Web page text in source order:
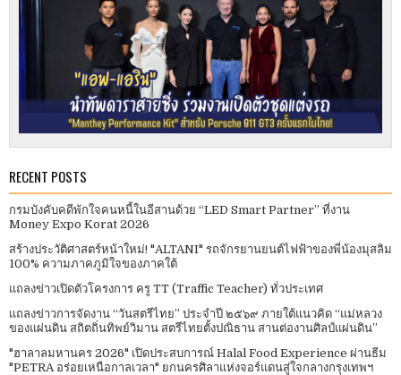
RECENT POSTS
กรมบังคับคดีพักใจคนหนี้ในอีสานด้วย “LED Smart Partner” ที่งาน
Money Expo Korat 2026
สร้างประวัติศาสตร์หน้าใหม่! "ALTANI" รถจักรยานยนต์ไฟฟ้าของพี่น้องมุสลิม
100% ความภาคภูมิใจของภาคใต้
แถลงข่าวเปิดตัวโครงการ ครู TT (Traffic Teacher) ทั่วประเทศ​
แถลงข่าวการจัดงาน “วันสตรีไทย” ประจําปี ๒๕๖๙ ภายใต้แนวคิด “แม่หลวง
ของแผ่นดิน สถิตถิ่นทิพย์วิมาน สตรีไทยตั้งปณิธาน สานต่องานศิลป์แผ่นดิน”
"ฮาลาลมหานคร 2026" เปิดประสบการณ์ Halal Food Experience ผ่านธีม
"PETRA อร่อยเหนือกาลเวลา" ยกนครศิลาแห่งจอร์แดนสู่ใจกลางกรุงเทพฯ